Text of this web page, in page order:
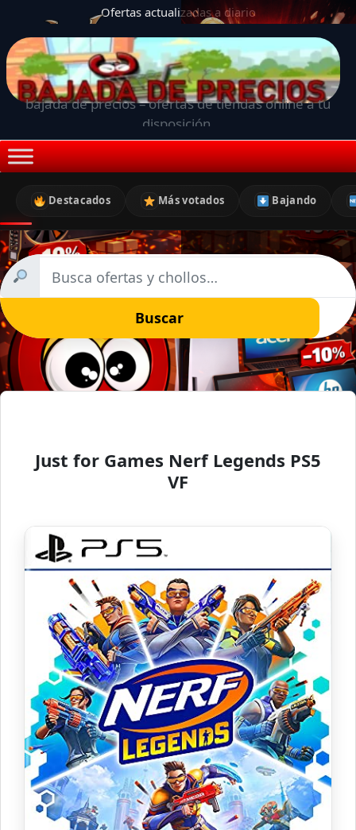
Ofertas actualizadas a diario
bajada de precios – ofertas de tiendas online a tu
disposición.
Destacados Más votados Bajando
Buscar
Just for Games Nerf Legends PS5
VF